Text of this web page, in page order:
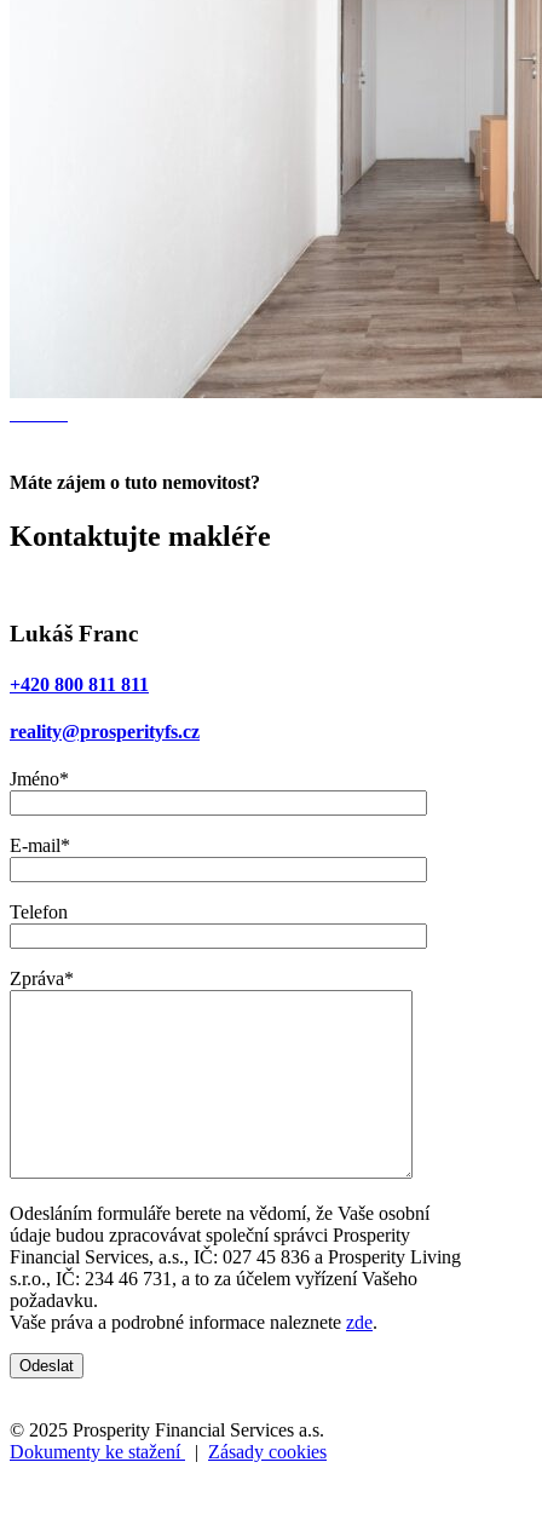
Máte zájem o tuto nemovitost?
Kontaktujte makléře
Lukáš Franc
+420 800 811 811
reality@prosperityfs.cz
Jméno*
E-mail*
Telefon
Zpráva*
Odesláním formuláře berete na vědomí, že Vaše osobní
údaje budou zpracovávat společní správci Prosperity
Financial Services, a.s., IČ: 027 45 836 a Prosperity Living
s.r.o., IČ: 234 46 731, a to za účelem vyřízení Vašeho
požadavku.
Vaše práva a podrobné informace naleznete zde.
© 2025 Prosperity Financial Services a.s.
Dokumenty ke stažení
| Zásady cookies